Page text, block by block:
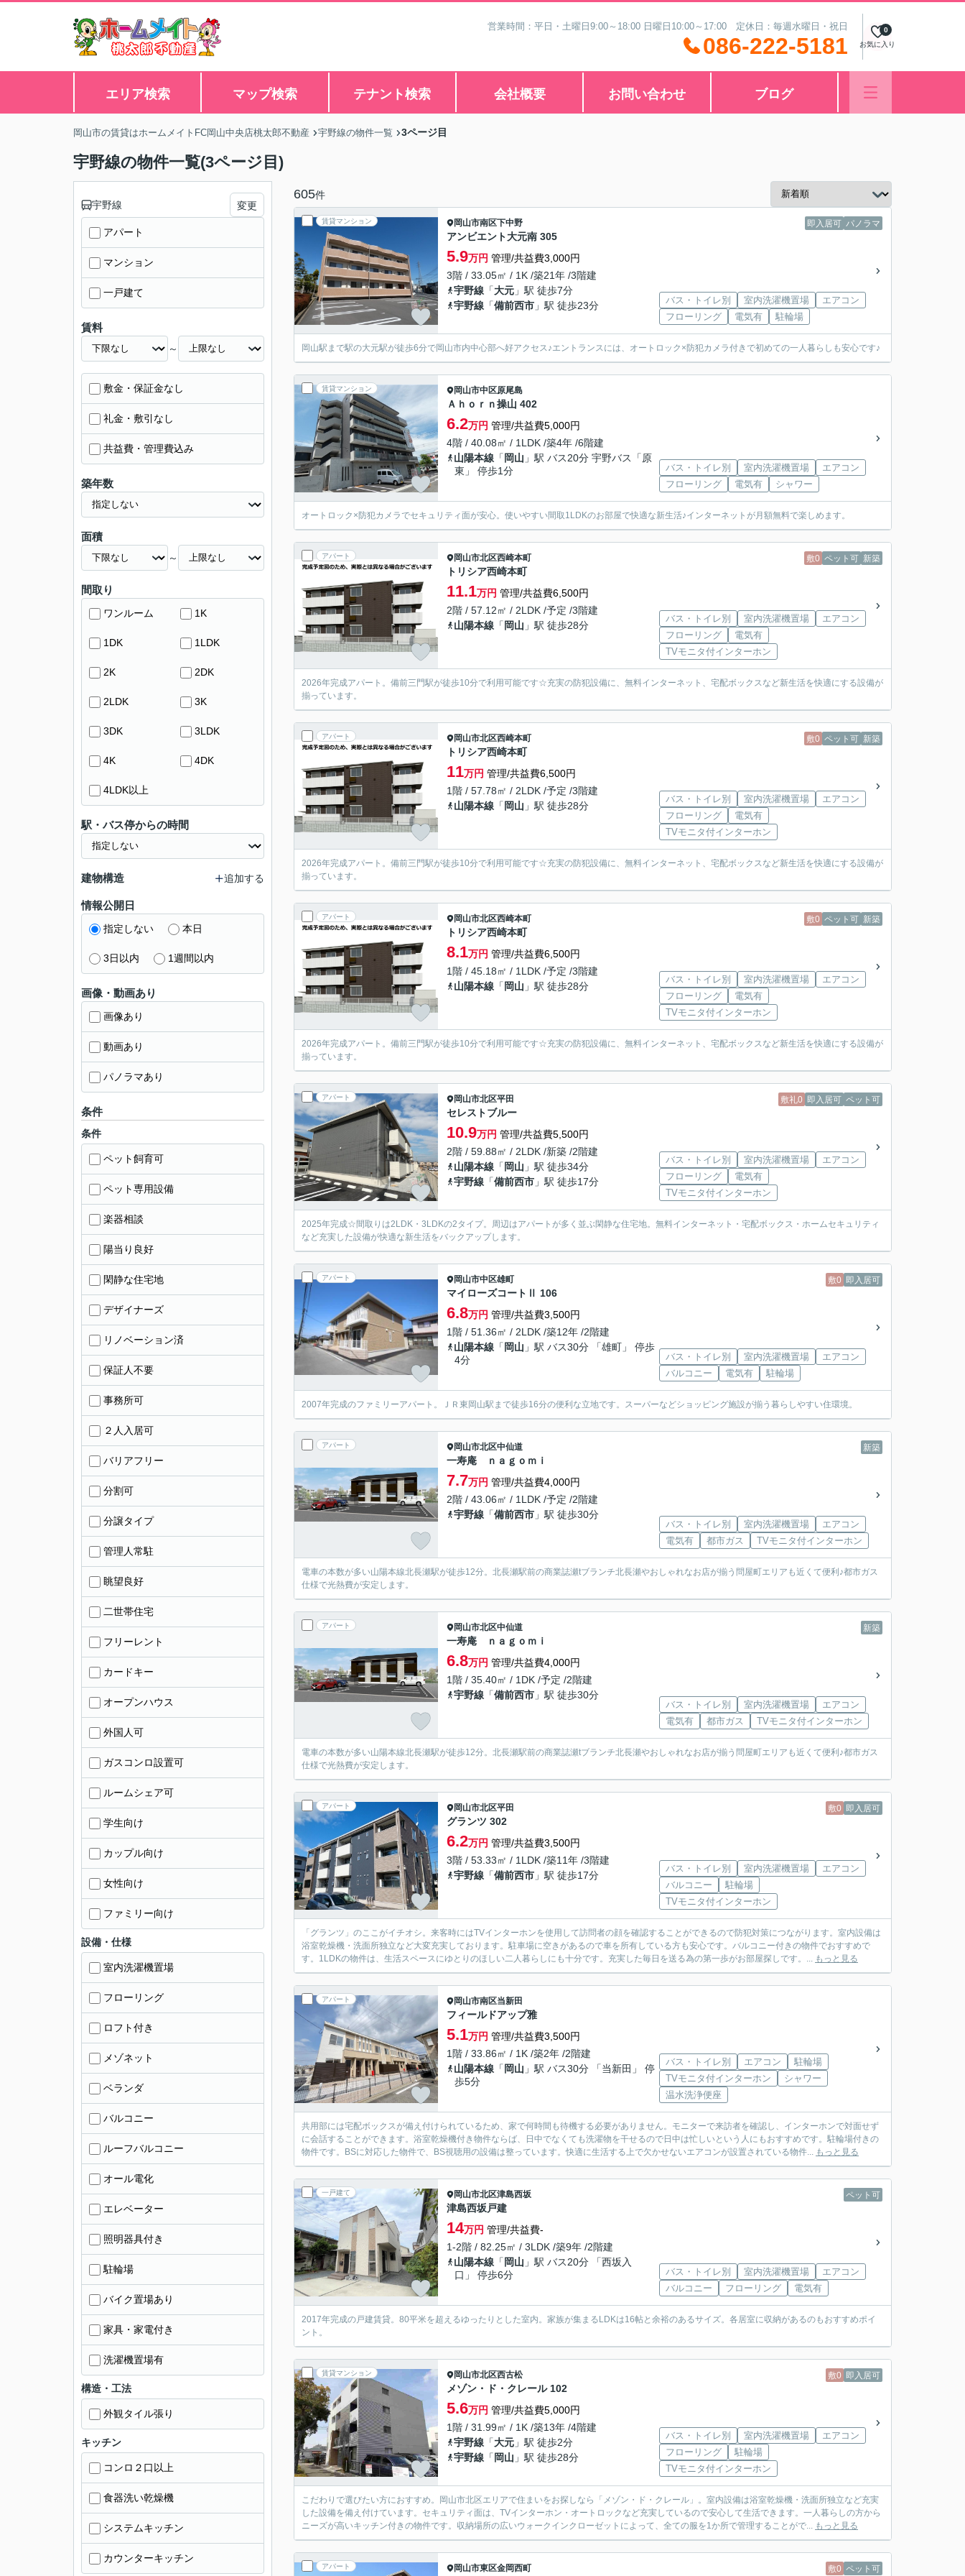
営業時間：平日・土曜日9:00～18:00 日曜日10:00～17:00 定休日：毎週水曜日・祝日
086-222-5181 お気に入り
0
エリア検索 マップ検索 テナント検索 会社概要 お問い合わせ ブログ
岡山市の賃貸はホームメイトFC岡山中央店桃太郎不動産 宇野線の物件一覧 3ページ目
宇野線の物件一覧(3ページ目)
605件
賃貸マンション 即入居可 パノラマ
岡山市南区下中野
アンビエント大元南 305
5.9万円 管理/共益費3,000円
3階 / 33.05㎡ / 1K /築21年 /3階建
宇野線 「大元 」駅 徒歩7分
宇野線 「備前西市 」駅 徒歩23分 バス・トイレ別 室内洗濯機置場
エアコン
フローリング
電気有 駐輪場
岡山駅まで駅の大元駅が徒歩6分で岡山市内中心部へ好アクセス♪エントランスには、オートロック×防犯カメラ付きで初めての一人暮らしも安心です♪
賃貸マンション 岡山市中区原尾島
Ａｈｏｒｎ操山 402
6.2万円 管理/共益費5,000円
4階 / 40.08㎡ / 1LDK /築4年 /6階建
山陽本線 「 岡山 」駅 バス20分 宇野バス「原
東」 停歩1分
バス・トイレ別 室内洗濯機置場
エアコン
フローリング
電気有 シャワー
オートロック×防犯カメラでセキュリティ面が安心。使いやすい間取1LDKのお部屋で快適な新生活♪インターネットが月額無料で楽しめます。
アパート 敷0 ペット可 新築
岡山市北区西崎本町
トリシア西崎本町
11.1万円 管理/共益費6,500円
2階 / 57.12㎡ / 2LDK /予定 /3階建
山陽本線 「 岡山 」駅 徒歩28分
バス・トイレ別 室内洗濯機置場
エアコン
フローリング
電気有
TVモニタ付インターホン
2026年完成アパート。備前三門駅が徒歩10分で利用可能です☆充実の防犯設備に、無料インターネット、宅配ボックスなど新生活を快適にする設備が
揃っています。
アパート 敷0 ペット可 新築
岡山市北区西崎本町
トリシア西崎本町
11万円 管理/共益費6,500円
1階 / 57.78㎡ / 2LDK /予定 /3階建
山陽本線 「 岡山 」駅 徒歩28分
バス・トイレ別 室内洗濯機置場
エアコン
フローリング
電気有
TVモニタ付インターホン
2026年完成アパート。備前三門駅が徒歩10分で利用可能です☆充実の防犯設備に、無料インターネット、宅配ボックスなど新生活を快適にする設備が
揃っています。
アパート 敷0 ペット可 新築
岡山市北区西崎本町
トリシア西崎本町
8.1万円 管理/共益費6,500円
1階 / 45.18㎡ / 1LDK /予定 /3階建
山陽本線 「 岡山 」駅 徒歩28分
バス・トイレ別 室内洗濯機置場
エアコン
フローリング
電気有
TVモニタ付インターホン
2026年完成アパート。備前三門駅が徒歩10分で利用可能です☆充実の防犯設備に、無料インターネット、宅配ボックスなど新生活を快適にする設備が
揃っています。
アパート 敷礼0 即入居可 ペット可
岡山市北区平田
セレストブルー
10.9万円 管理/共益費5,500円
2階 / 59.88㎡ / 2LDK /新築 /2階建
山陽本線 「 岡山 」駅 徒歩34分
宇野線 「備前西市 」駅 徒歩17分
バス・トイレ別 室内洗濯機置場
エアコン
フローリング
電気有
TVモニタ付インターホン
2025年完成☆間取りは2LDK・3LDKの2タイプ。周辺はアパートが多く並ぶ閑静な住宅地。無料インターネット・宅配ボックス・ホームセキュリティ
など充実した設備が快適な新生活をバックアップします。
アパート 敷0 即入居可
岡山市中区雄町
マイローズコートⅡ 106
6.8万円 管理/共益費3,500円
1階 / 51.36㎡ / 2LDK /築12年 /2階建
山陽本線 「 岡山 」駅 バス30分 「雄町」 停歩
4分
バス・トイレ別 室内洗濯機置場
エアコン
バルコニー
電気有 駐輪場
2007年完成のファミリーアパート。ＪＲ東岡山駅まで徒歩16分の便利な立地です。スーパーなどショッピング施設が揃う暮らしやすい住環境。
アパート 新築
岡山市北区中仙道
一寿庵 ｎａｇｏｍｉ
7.7万円 管理/共益費4,000円
2階 / 43.06㎡ / 1LDK /予定 /2階建
宇野線 「備前西市 」駅 徒歩30分
バス・トイレ別 室内洗濯機置場
エアコン
電気有
都市ガス TVモニタ付インターホン
電車の本数が多い山陽本線北長瀬駅が徒歩12分。北長瀬駅前の商業誌瀬tブランチ北長瀬やおしゃれなお店が揃う問屋町エリアも近くて便利♪都市ガス
仕様で光熱費が安定します。
アパート 新築
岡山市北区中仙道
一寿庵 ｎａｇｏｍｉ
6.8万円 管理/共益費4,000円
1階 / 35.40㎡ / 1DK /予定 /2階建
宇野線 「備前西市 」駅 徒歩30分
バス・トイレ別 室内洗濯機置場
エアコン
電気有
都市ガス TVモニタ付インターホン
電車の本数が多い山陽本線北長瀬駅が徒歩12分。北長瀬駅前の商業誌瀬tブランチ北長瀬やおしゃれなお店が揃う問屋町エリアも近くて便利♪都市ガス
仕様で光熱費が安定します。
アパート 敷0 即入居可
岡山市北区平田
グランツ 302
6.2万円 管理/共益費3,500円
3階 / 53.33㎡ / 1LDK /築11年 /3階建
宇野線 「備前西市 」駅 徒歩17分
バス・トイレ別 室内洗濯機置場
エアコン
バルコニー
駐輪場
TVモニタ付インターホン
「グランツ」のここがイチオシ。来客時にはTVインターホンを使用して訪問者の顔を確認することができるので防犯対策につながります。室内設備は
浴室乾燥機・洗面所独立など大変充実しております。駐車場に空きがあるので車を所有している方も安心です。バルコニー付きの物件でおすすめで
す。1LDKの物件は、生活スペースにゆとりのほしい二人暮らしにも十分です。充実した毎日を送る為の第一歩がお部屋探しです。... もっと見る
アパート 岡山市南区当新田
フィールドアップ雅
5.1万円 管理/共益費3,500円
1階 / 33.86㎡ / 1K /築2年 /2階建
山陽本線 「 岡山 」駅 バス30分 「当新田」 停
歩5分
バス・トイレ別 エアコン
駐輪場
TVモニタ付インターホン
シャワー
温水洗浄便座
共用部には宅配ボックスが備え付けられているため、家で何時間も待機する必要がありません。モニターで来訪者を確認し、インターホンで対面せず
に会話することができます。浴室乾燥機付き物件ならば、日中でなくても洗濯物を干せるので日中は忙しいという人にもおすすめです。駐輪場付きの
物件です。BSに対応した物件で、BS視聴用の設備は整っています。快適に生活する上で欠かせないエアコンが設置されている物件... もっと見る
一戸建て ペット可
岡山市北区津島西坂
津島西坂戸建
14万円 管理/共益費-
1-2階 / 82.25㎡ / 3LDK /築9年 /2階建
山陽本線 「 岡山 」駅 バス20分 「西坂入
口」 停歩6分
バス・トイレ別 室内洗濯機置場
エアコン
バルコニー
フローリング 電気有
2017年完成の戸建賃貸。80平米を超えるゆったりとした室内。家族が集まるLDKは16帖と余裕のあるサイズ。各居室に収納があるのもおすすめポイ
ント。
賃貸マンション 敷0 即入居可
岡山市北区西古松
メゾン・ド・クレール 102
5.6万円 管理/共益費5,000円
1階 / 31.99㎡ / 1K /築13年 /4階建
宇野線 「大元 」駅 徒歩2分
宇野線 「 岡山 」駅 徒歩28分
バス・トイレ別 室内洗濯機置場
エアコン
フローリング
駐輪場
TVモニタ付インターホン
こだわりで選びたい方におすすめ。岡山市北区エリアで住まいをお探しなら「メゾン・ド・クレール」。室内設備は浴室乾燥機・洗面所独立など充実
した設備を備え付けています。セキュリティ面は、TVインターホン・オートロックなど充実しているので安心して生活できます。一人暮らしの方から
ニーズが高いキッチン付きの物件です。収納場所の広いウォークインクローゼットによって、全ての服を1か所で管理することがで... もっと見る
アパート 敷0 ペット可
岡山市東区金岡西町
宇野線 変更
アパート
マンション
一戸建て
賃料
～
敷金・保証金なし
礼金・敷引なし
共益費・管理費込み
築年数
面積
～
間取り
ワンルーム 1K
1DK 1LDK
2K 2DK
2LDK 3K
3DK 3LDK
4K 4DK
4LDK以上
駅・バス停からの時間
建物構造 追加する
情報公開日
指定しない 本日
3日以内 1週間以内
画像・動画あり
画像あり
動画あり
パノラマあり
条件
条件
ペット飼育可
ペット専用設備
楽器相談
陽当り良好
閑静な住宅地
デザイナーズ
リノベーション済
保証人不要
事務所可
２人入居可
バリアフリー
分割可
分譲タイプ
管理人常駐
眺望良好
二世帯住宅
フリーレント
カードキー
オープンハウス
外国人可
ガスコンロ設置可
ルームシェア可
学生向け
カップル向け
女性向け
ファミリー向け
設備・仕様
室内洗濯機置場
フローリング
ロフト付き
メゾネット
ベランダ
バルコニー
ルーフバルコニー
オール電化
エレベーター
照明器具付き
駐輪場
バイク置場あり
家具・家電付き
洗濯機置場有
構造・工法
外観タイル張り
キッチン
コンロ２口以上
食器洗い乾燥機
システムキッチン
カウンターキッチン